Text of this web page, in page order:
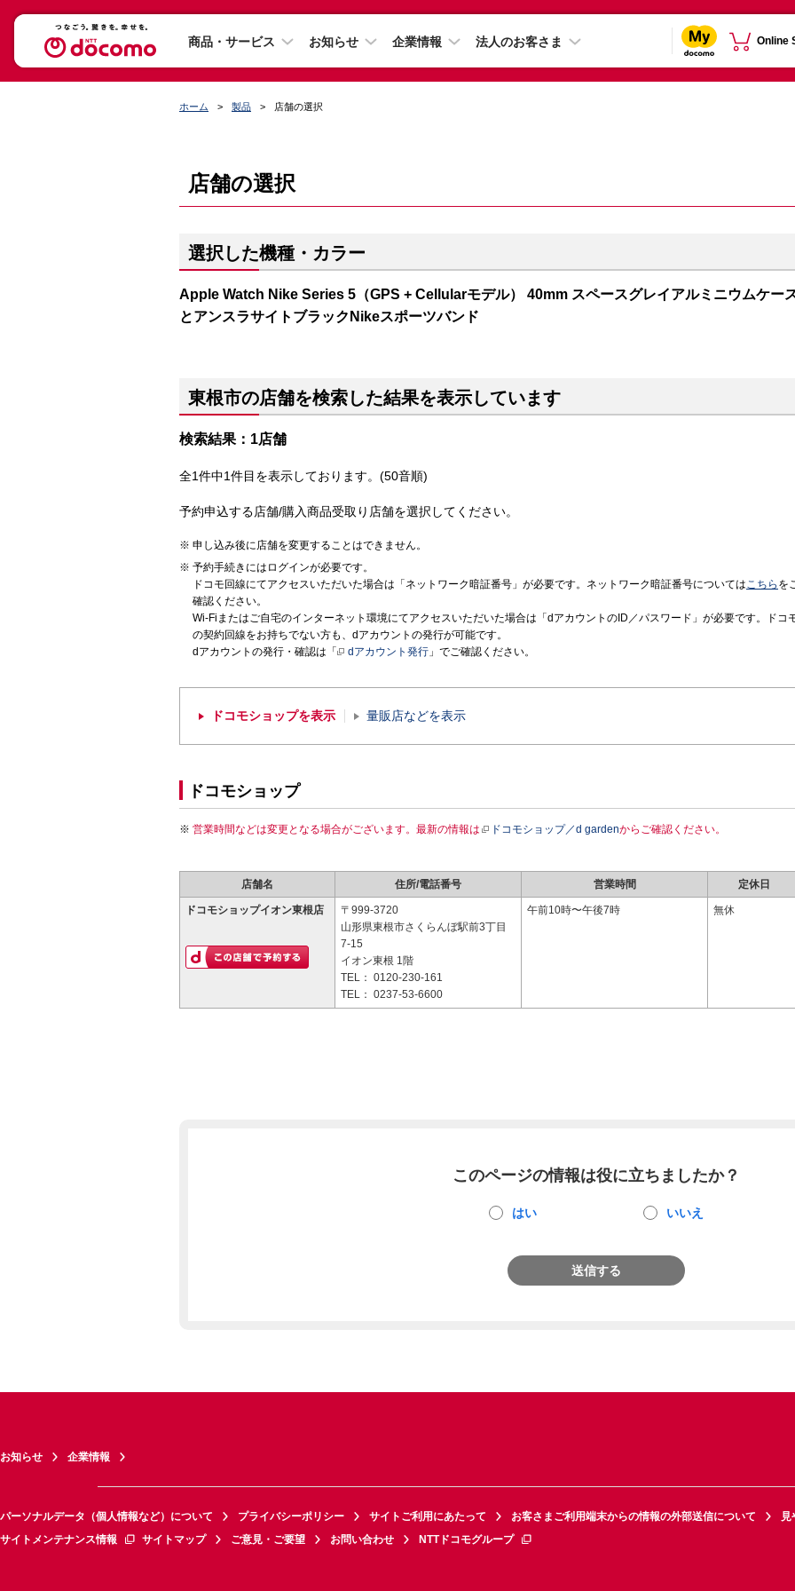
商品・サービス お知らせ 企業情報 法人のお客さま Online
ホーム 製品 店舗の選択
店舗の選択
選択した機種・カラー
Apple Watch Nike Series 5（GPS + Cellularモデル） 40mm スペースグレイアルミニウムケー
とアンスラサイトブラックNikeスポーツバンド
東根市の店舗を検索した結果を表示しています
検索結果：1店舗
全1件中1件目を表示しております。(50音順)
予約申込する店舗/購入商品受取り店舗を選択してください。
申し込み後に店舗を変更することはできません。
予約手続きにはログインが必要です。
ドコモ回線にてアクセスいただいた場合は「ネットワーク暗証番号」が必要です。ネットワーク暗証番号についてはこちら を
確認ください。
Wi-Fiまたはご自宅のインターネット環境にてアクセスいただいた場合は「dアカウントのID／パスワード」が必要です。ドコ
の契約回線をお持ちでない方も、dアカウントの発行が可能です。
dアカウントの発行・確認は「
dアカウント発行 」でご確認ください。
ドコモショップを表示 量販店などを表示
ドコモショップ
営業時間などは変更となる場合がございます。最新の情報は ドコモショップ／d gardenからご確認ください。
店舗名 住所/電話番号 営業時間 定休日
ドコモショップイオン東根店
〒999-3720
山形県東根市さくらんぼ駅前3丁目
7-15
イオン東根 1階
TEL： 0120-230-161
TEL： 0237-53-6600
午前10時〜午後7時 無休
このページの情報は役に立ちましたか？
はい いいえ
送信する
お知らせ 企業情報
パーソナルデータ（個人情報など）について プライバシーポリシー サイトご利用にあたって お客さまご利用端末からの情報の外部送信について
見
サイトメンテナンス情報
サイトマップ ご意見・ご要望 お問い合わせ NTTドコモグループ